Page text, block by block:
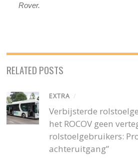
Rover.
RELATED POSTS
EXTRA /
Verbijsterde
het ROCOV geen
rolstoelgebruikers:
achteruitgang”